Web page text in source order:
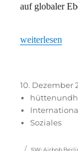
auf globaler
„Unfairbnb –
weiterlesen
Veröffentlicht
am
10. Dezember
Soziales
Schlagwörter
SW: Airbnb